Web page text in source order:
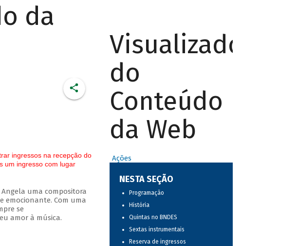
da
ingressos na recepção do
um ingresso com lugar
uma compositora
emocionante. Com uma
se
amor à música.
Visualizador
do
Conteúdo
da Web
Ações
NESTA SEÇÃO
Programação
História
Quintas no BNDES
Sextas instrumentais
Reserva de ingressos